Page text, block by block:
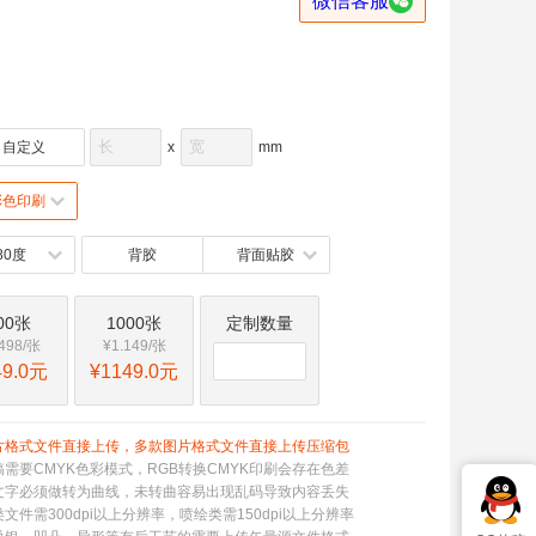
自定义 x mm
印刷
度 背胶 背面贴胶
张
张
元
1000张
¥1.149/张
¥1149.0元
定制数量
格式文件直接上传，多款图片格式文件直接上传压缩包
需要CMYK色彩模式，RGB转换CMYK印刷会存在色差
字必须做转为曲线，未转曲容易出现乱码导致内容丢失
文件需300dpi以上分辨率，喷绘类需150dpi以上分辨率